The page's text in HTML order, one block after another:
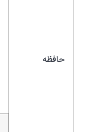
حافظه